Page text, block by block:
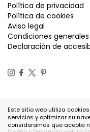
Política de privacidad
Política de cookies
Aviso legal
Condiciones
Declaración de
Este sitio web utiliza
servicios y optimizar su
consideramos que acepta